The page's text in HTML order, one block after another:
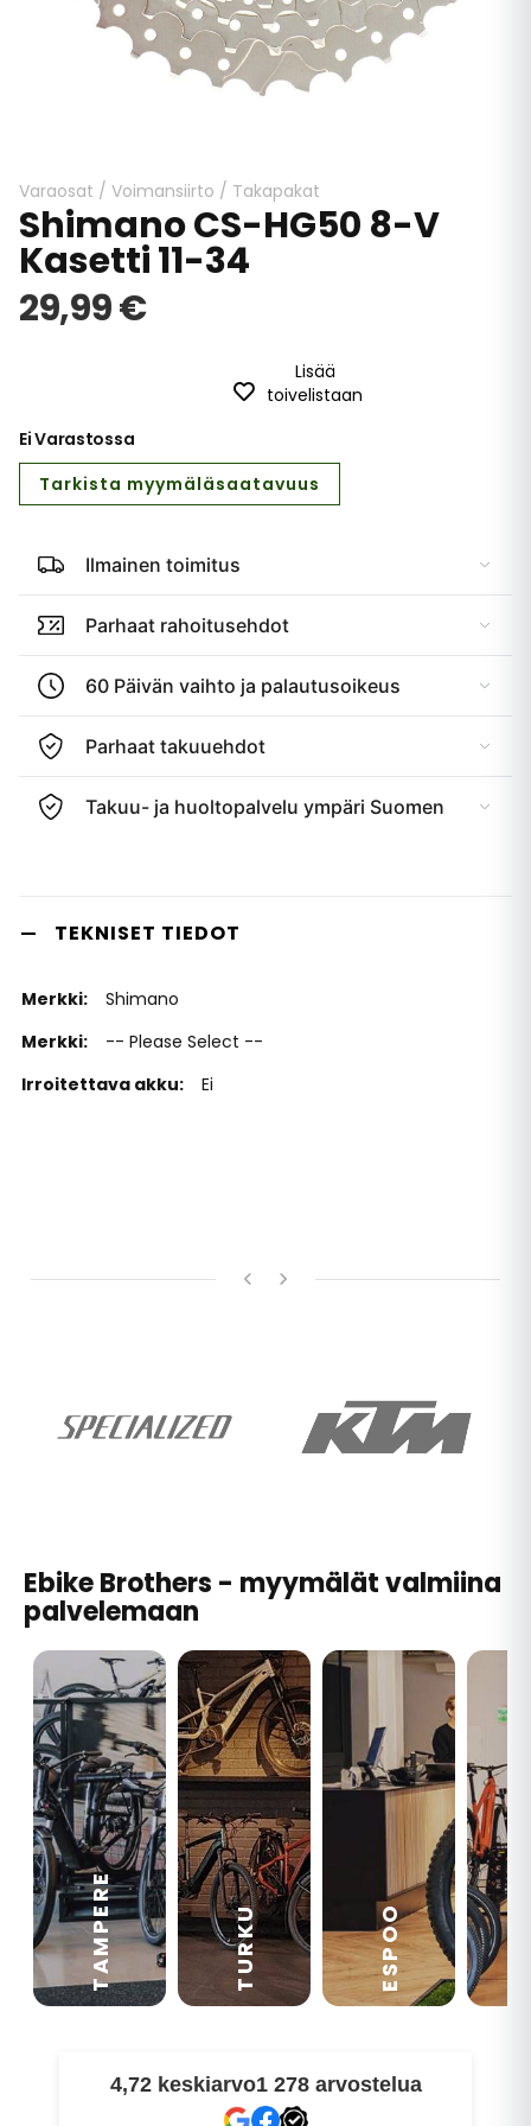
beginning
of
the
images
Varaosat / Voimansiirto / Takapakat
Shimano CS-HG50 8-V
Kasetti 11-34
29,99 €
Lisää
toivelistaan
Ei Varastossa
Tarkista myymäläsaatavuus
Ilmainen toimitus
Parhaat rahoitusehdot
60 Päivän vaihto ja palautusoikeus
Parhaat takuuehdot
Takuu- ja huoltopalvelu ympäri Suomen
TEKNISET TIEDOT
Shimano
-- Please Select --
Ei
Ebike Brothers - myymälät valmiina
palvelemaan
TAMPERE TURKU ESPOO
4,72 keskiarvo1 278 arvostelua